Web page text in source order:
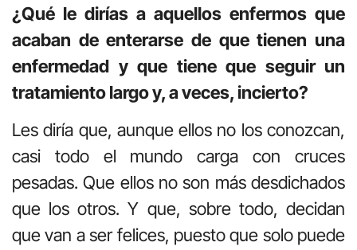
¿Qué le dirías a aquellos enfermos que
acaban de enterarse de que tienen una
enfermedad y que tiene que seguir un
tratamiento largo y, a veces, incierto?
Les diría que, aunque ellos no los conozcan,
casi todo el mundo carga con cruces
pesadas. Que ellos no son más desdichados
que los otros. Y que, sobre todo, decidan
que van a ser felices, puesto que solo puede